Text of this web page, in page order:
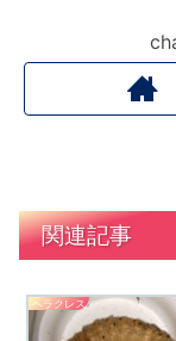
関連記事
ヘラクレス